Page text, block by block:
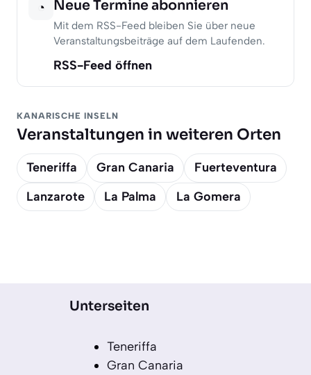
◔ Neue Termine abonnieren
Mit dem RSS-Feed bleiben Sie über neue
Veranstaltungsbeiträge auf dem Laufenden.
RSS-Feed öffnen
KANARISCHE INSELN
Veranstaltungen in weiteren Orten
Teneriffa Gran Canaria
Fuerteventura
Lanzarote
La Palma La Gomera
Unterseiten
Teneriffa
Gran Canaria